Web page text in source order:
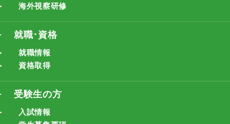
海外視察研修
就職･資格
就職情報
資格取得
受験生の方
入試情報